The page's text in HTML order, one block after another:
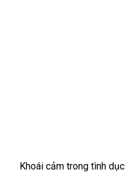
V-
Khoái cảm trong tình